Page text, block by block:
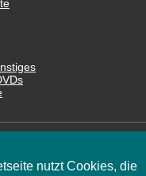
nutzt Cookies, die